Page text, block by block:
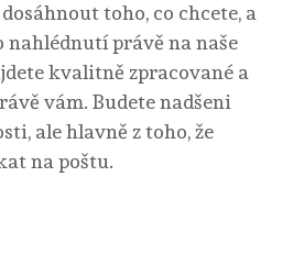
toho, co chcete, a
nahlédnutí právě na naše
kvalitně zpracované a
vám. Budete nadšeni
ale hlavně z toho, že
na poštu.